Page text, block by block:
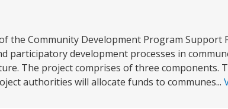
the Community Development Program Support
participatory development processes in
The project comprises of three components.
authorities will allocate funds to communes...